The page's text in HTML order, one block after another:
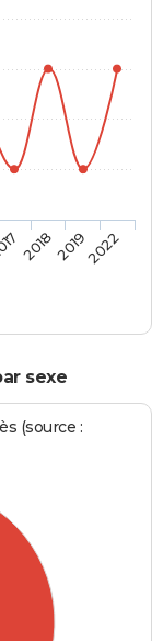
201820192022
sexe
(source :